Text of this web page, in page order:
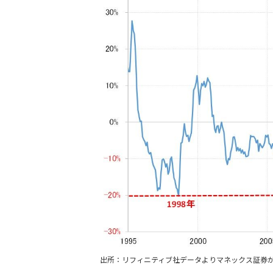
出所：リフィニティブ社データよりマネックス証券